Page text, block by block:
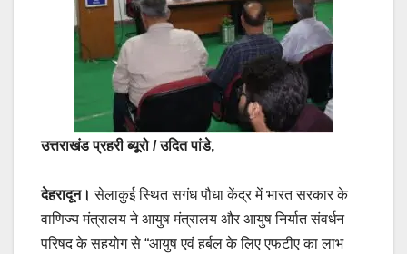
उत्तराखंड प्रहरी ब्यूरो / उदित पांडे,
देहरादून।सेलाकुई स्थित सगंध पौधा केंद्र में भारत सरकार के
वाणिज्य मंत्रालय ने आयुष मंत्रालय और आयुष निर्यात संवर्धन
परिषद के सहयोग से “आयुष एवं हर्बल के लिए एफटीए का लाभ